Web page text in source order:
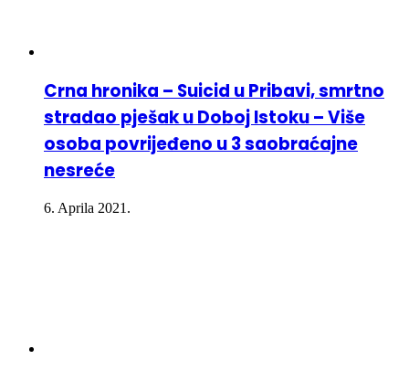
Crna hronika – Suicid u Pribavi, smrtno
stradao pješak u Doboj Istoku – Više
osoba povrijeđeno u 3 saobraćajne
nesreće
6. Aprila 2021.